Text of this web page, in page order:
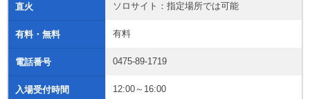
直火 ソロサイト：指定場所では可能
有料・無料 有料
電話番号 0475-89-1719
入場受付時間 12:00～16:00